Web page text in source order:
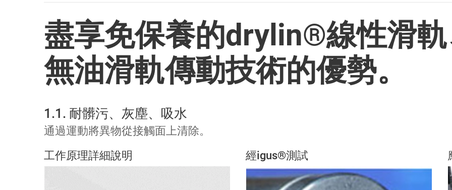
盡享免保養的drylin®線性滑
無油滑軌傳動技術的優勢。
1.1. 耐髒污、灰塵、吸水
通過運動將異物從接觸面上清除。
工作原理詳細說明
經igus®測試